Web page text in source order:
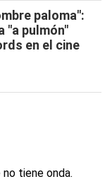
paloma":
"a pulmón"
en el cine
tiene onda.